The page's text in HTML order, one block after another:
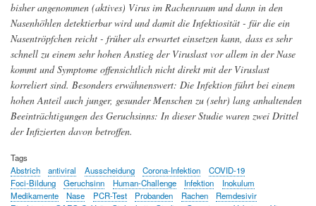
bisher angenommen (aktives) Virus im Rachenraum und dann in den
Nasenhöhlen detektierbar wird und damit die Infektiosität - für die ein
Nasentröpfchen reicht - früher als erwartet einsetzen kann, dass es sehr
schnell zu einem sehr hohen Anstieg der Viruslast vor allem in der Nase
kommt und Symptome offensichtlich nicht direkt mit der Viruslast
korreliert sind. Besonders erwähnenswert: Die Infektion führt bei einem
hohen Anteil auch junger, gesunder Menschen zu (sehr) lang anhaltenden
Beeinträchtigungen des Geruchsinns: In dieser Studie waren zwei Drittel
der Infizierten davon betroffen.
Tags
Abstrich
antiviral Ausscheidung Corona-Infektion
COVID-19
Foci-Bildung
Geruchsinn Human-Challenge Infektion
Inokulum
Medikamente
Nase PCR-Test Probanden Rachen
Remdesivir